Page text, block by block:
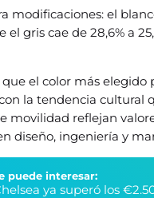
modificaciones: el
el gris cae de 28,6% a
que el color más
la tendencia cultural
movilidad reflejan
diseño, ingeniería y
puede interesar:
ya superó los